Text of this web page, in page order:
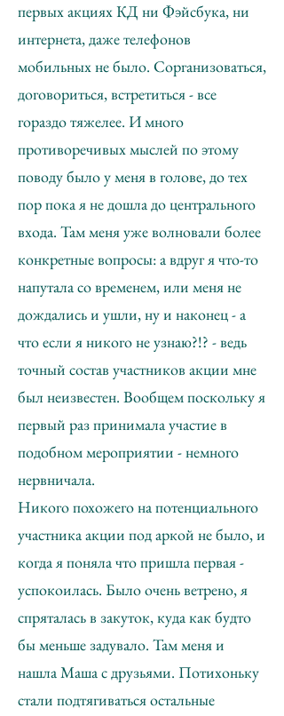
первых акциях КД ни Фэйсбука, ни
интернета, даже телефонов
мобильных не было. Сорганизоваться,
договориться, встретиться - все
гораздо тяжелее. И много
противоречивых мыслей по этому
поводу было у меня в голове, до тех
пор пока я не дошла до центрального
входа. Там меня уже волновали более
конкретные вопросы: а вдруг я что-то
напутала со временем, или меня не
дождались и ушли, ну и наконец - а
что если я никого не узнаю?!? - ведь
точный состав участников акции мне
был неизвестен. Вообщем поскольку я
первый раз принимала участие в
подобном мероприятии - немного
нервничала.
Никого похожего на потенциального
участника акции под аркой не было, и
когда я поняла что пришла первая -
успокоилась. Было очень ветрено, я
спряталась в закуток, куда как будто
бы меньше задувало. Там меня и
нашла Маша с друзьями. Потихоньку
стали подтягиваться остальные